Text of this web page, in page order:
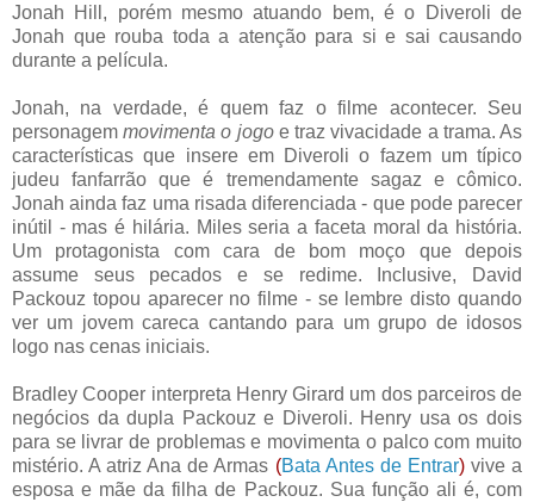
Jonah Hill, porém mesmo atuando bem, é o Diveroli de
Jonah que rouba toda a atenção para si e sai causando
durante a película.
Jonah, na verdade, é quem faz o filme acontecer. Seu
personagemmovimenta o jogoe traz vivacidade a trama. As
características que insere em Diveroli o fazem um típico
judeu fanfarrão que é tremendamente sagaz e cômico.
Jonah ainda faz uma risada diferenciada - que pode parecer
inútil - mas é hilária. Miles seria a faceta moral da história.
Um protagonista com cara de bom moço que depois
assume seus pecados e se redime. Inclusive, David
Packouz topou aparecer no filme - se lembre disto quando
ver um jovem careca cantando para um grupo de idosos
logo nas cenas iniciais.
Bradley Cooper interpreta Henry Girard um dos parceiros de
negócios da dupla Packouz e Diveroli. Henry usa os dois
para se livrar de problemas e movimenta o palco com muito
mistério. A atriz Ana de Armas (Bata Antes de Entrar)vive a
esposa e mãe da filha de Packouz. Sua função ali é, com